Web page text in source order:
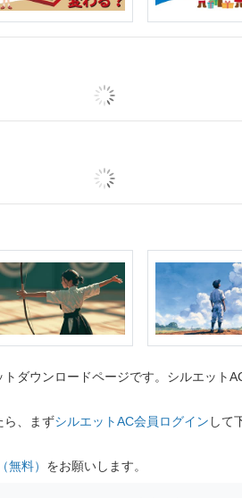
ダウンロードページです。シルエット
ら、まずシルエットAC会員ログイン して
無料） をお願いします。